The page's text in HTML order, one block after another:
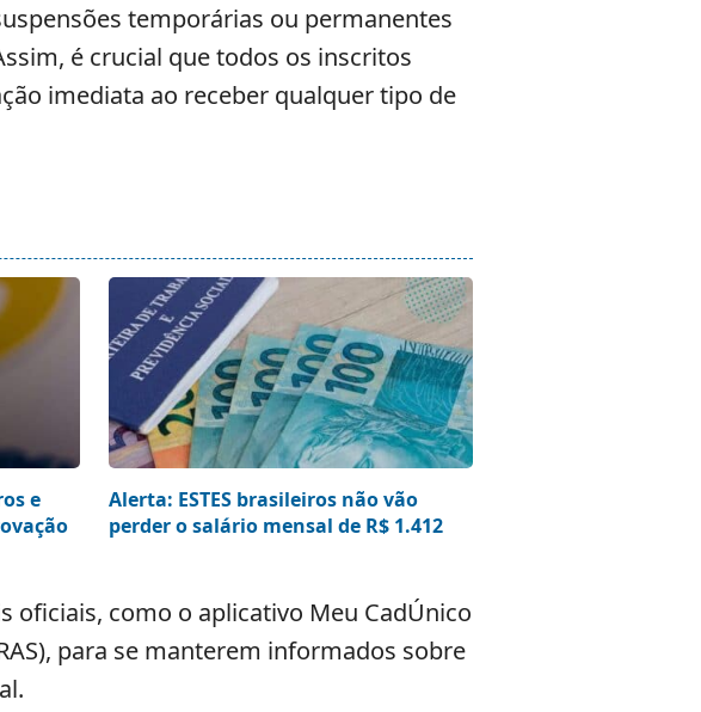
temporárias ou permanentes
é crucial que todos os inscritos
imediata ao receber qualquer tipo de
e
Alerta: ESTES brasileiros não vão
perder o salário mensal de R$ 1.412
oficiais, como o aplicativo Meu CadÚnico
para se manterem informados sobre